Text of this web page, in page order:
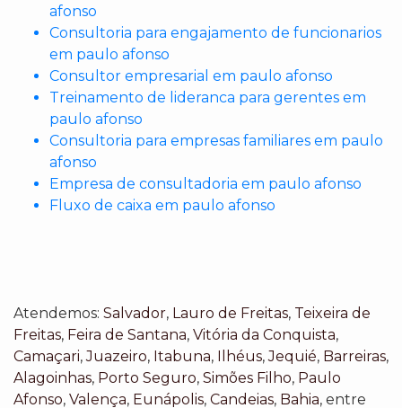
afonso
Consultoria para engajamento de funcionarios
em paulo afonso
Consultor empresarial em paulo afonso
Treinamento de lideranca para gerentes em
paulo afonso
Consultoria para empresas familiares em paulo
afonso
Empresa de consultadoria em paulo afonso
Fluxo de caixa em paulo afonso
Atendemos: Salvador, Lauro de Freitas, Teixeira de
Freitas, Feira de Santana, Vitória da Conquista,
Camaçari,Juazeiro, Itabuna, Ilhéus,Jequié, Barreiras,
Alagoinhas, Porto Seguro, Simões Filho, Paulo
Afonso, Valença, Eunápolis, Candeias, Bahia, entre